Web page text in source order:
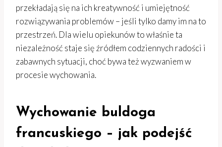
przekładają się na ich kreatywność i umiejętność
rozwiązywania problemów – jeśli tylko damy im na to
przestrzeń. Dla wielu opiekunów to właśnie ta
niezależność staje się źródłem codziennych radości i
zabawnych sytuacji, choć bywa też wyzwaniem w
procesie wychowania.
Wychowanie buldoga
francuskiego – jak podejść